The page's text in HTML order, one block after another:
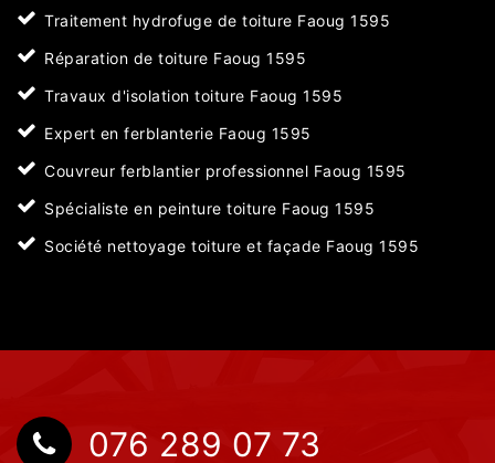
Traitement hydrofuge de toiture Faoug 1595
Réparation de toiture Faoug 1595
Travaux d'isolation toiture Faoug 1595
Expert en ferblanterie Faoug 1595
Couvreur ferblantier professionnel Faoug 1595
Spécialiste en peinture toiture Faoug 1595
Société nettoyage toiture et façade Faoug 1595
076 289 07 73